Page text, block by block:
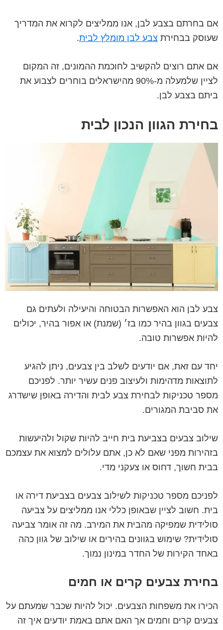
אם בחרתם בצבע לבן, אנו ממליצים לקרוא את המדריך
שעוסק בבחירת צבע לבן מומלץ לבית.
אם אתם רוצים להקשיב לחוכמת ההמונים, זה המקום
לציין שלמעלה מ-90% מהישראלים בוחרים לצבוע את
ביתם בצבע לבן.
בחירת הגוון הנכון לבית
צבע לבן הוא האפשרות הבטוחה והיעילה ולעתים גם
צבעים בגוון בהיר כמו בז׳ (שמנת) או אפור בהיר, יכולים
להיות אפשרות טובה.
יחד עם זאת, אם יודעים לשלב בין צבעים, ניתן להגיע
לתוצאות מדהימות ולעיצוב פנים עשיר יותר. לפניכם
מספר טכניקות לבחירת צבע לבית והדירה באופן שישדרג
את סביבת המגורים.
שילוב צבעים בצביעת בית חייב להיות שקול ולהיעשות
בזהירות מפני שאם לא כן, אתם עלולים למצוא את עצמכם
בבית חשוך, דחוס או צעקני מדי.
לפניכם מספר טכניקות לשילוב צבעים בצביעת דירה או
בית. חשוב לציין שבאופן כללי אנו ממליצים על צביעה
סולידית שמפיקה מהבית את המירב. מה זה אומר צביעה
סולידית? שימוש בגוונים בהירים או שילוב של גוון כהה
באחד הקירות של החדר במינון נמוך.
בחירת צבעים קרים או חמים
הכירו את משפחות הצבעים. יכול להיות שכבר שמעתם על
צבעים קרים וחמים אך האם אתם באמת יודעים איך זה